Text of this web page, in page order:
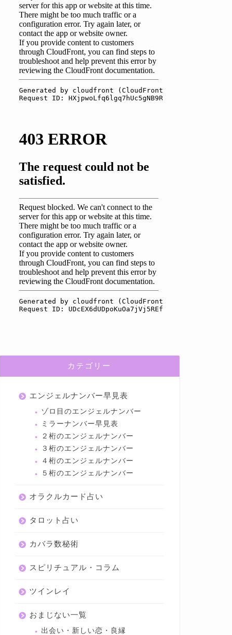
カテゴリー
エンジェルナンバー早見表
ゾロ目のエンジェルナンバー
ミラーナンバー早見表
２桁のエンジェルナンバー
３桁のエンジェルナンバー
４桁のエンジェルナンバー
５桁のエンジェルナンバー
オラクルカード占い
タロット占い
カバラ数秘術
スピリチュアル・コラム
ツインレイ
おまじない一覧
出会い・新しい恋・良縁